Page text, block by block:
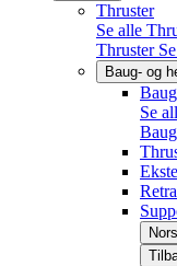
Thruster
Se alle
Thruster
Baug- og
Se